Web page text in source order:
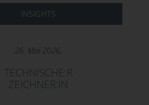
INSIGHTS
26. Mai 2026,
TECHNISCHE:R
ZEICHNER:IN